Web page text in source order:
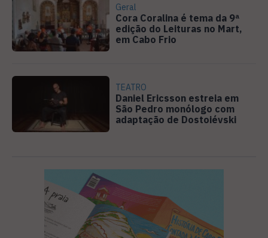
Geral
Cora Coralina é tema da 9ª
edição do Leituras no Mart,
em Cabo Frio
TEATRO
Daniel Ericsson estreia em
São Pedro monólogo com
adaptação de Dostoiévski